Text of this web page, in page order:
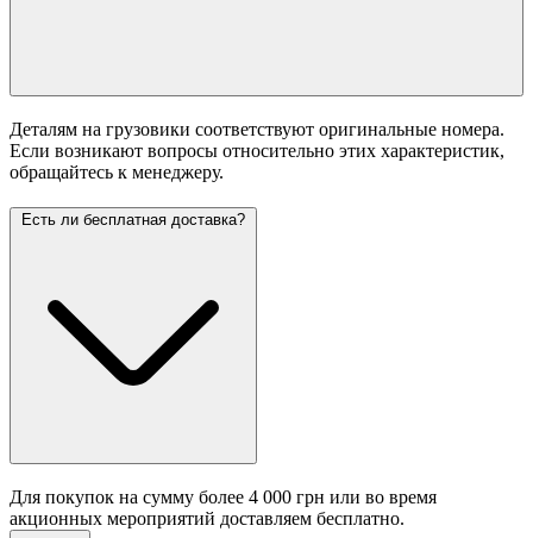
Деталям на грузовики соответствуют оригинальные номера.
Если возникают вопросы относительно этих характеристик,
обращайтесь к менеджеру.
Есть ли бесплатная доставка?
Для покупок на сумму более 4 000 грн или во время
акционных мероприятий доставляем бесплатно.